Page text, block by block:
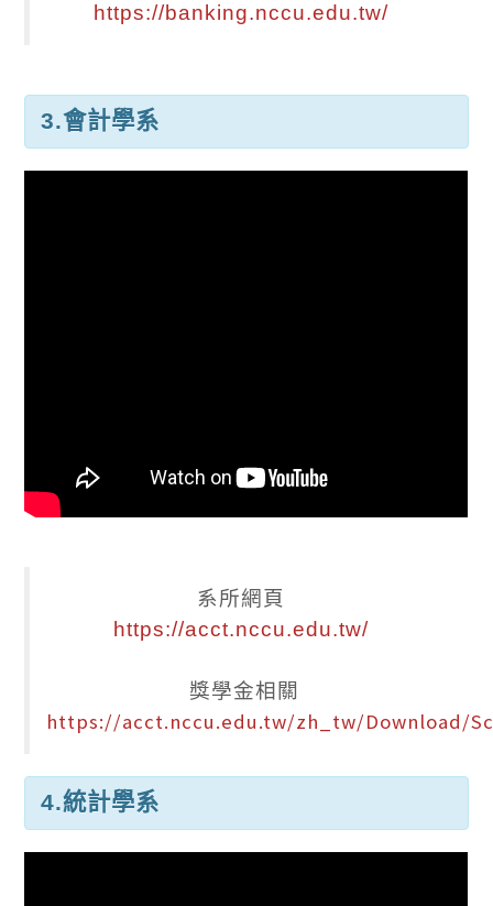
https://banking.nccu.edu.tw/
3.會計學系
系所網頁
https://acct.nccu.edu.tw/
獎學金相關
https://acct.nccu.edu.tw/zh_tw/Download/
4.統計學系